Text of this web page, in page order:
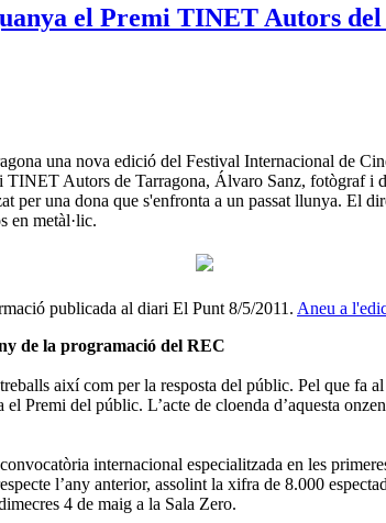
el Premi TINET Autors del
una nova edició del Festival Internacional de
TINET Autors de Tarragona, Álvaro Sanz, fotògraf
per una dona que s'enfronta a un passat llunya.
en metàl·lic.
publicada al diari El Punt 8/5/2011. Aneu a
de la programació del REC
així com per la resposta del públic. Pel que fa
Premi del públic. L’acte de cloenda d’aquesta
internacional especialitzada en les
l’any anterior, assolint la xifra de 8.000
4 de maig a la Sala Zero.